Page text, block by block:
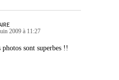
2009 à 11:27
photos sont superbes !!